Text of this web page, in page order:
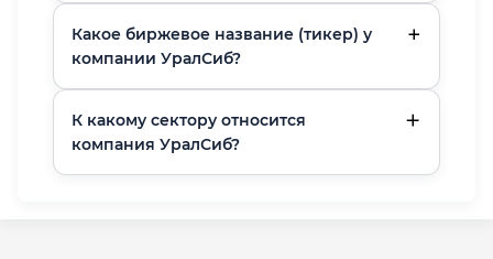
Какое биржевое название (тикер) у
компании УралСиб?
К какому сектору относится
компания УралСиб?